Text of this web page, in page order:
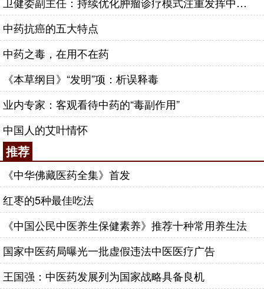
中药抗癌的五大特点
中药之毒，在用不在药
《本草纲目》“发明”项：析误释毒
业内专家：客观看待中药的“毒副作用”
中国人的艾叶情怀
推荐
《中华佛藏医药全集》首发
红枣的5种最佳吃法
《中国公民中医养生保健素养》推荐十种常用养生法
国家中医药局曝光一批虚假违法中医医疗广告
王国强：中医药发展列为国家战略具备良机